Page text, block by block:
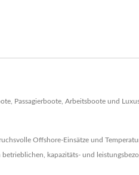
Passagierboote, Arbeitsboote und
Offshore-Einsätze und
kapazitäts- und